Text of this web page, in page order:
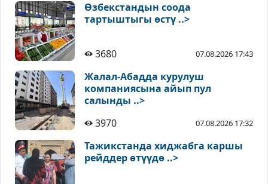
Өзбекстандын соода
тартыштыгы өстү ..>
3680 07.08.2026 17:43
Жалал-Абадда курулуш
компаниясына айып пул
салынды ..>
3970
07.08.2026 17:32
Тажикстанда хиджабга каршы
рейддер өтүүдө ..>